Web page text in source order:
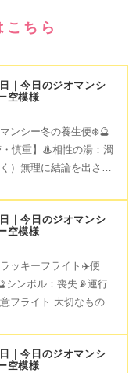
ちら
｜今日のジオマンシ
空模様
ンシー冬の養生便❄️🔮
慎重】♨相性の湯：濁
）無理に結論を出さな
がある。“とどまる”が
日は肩をすくめない意
｜今日のジオマンシ
空模様
ッキーフライト✈️便
シンボル：喪失📡運行
フライト 大切なものと
緒に現れるよ。失った
なることも。 Have a
｜今日のジオマンシ
空模様